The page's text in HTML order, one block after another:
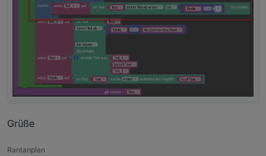
Spoiler
Bei Fragen, fragen.
Grüße
Grüße
Rantanplan